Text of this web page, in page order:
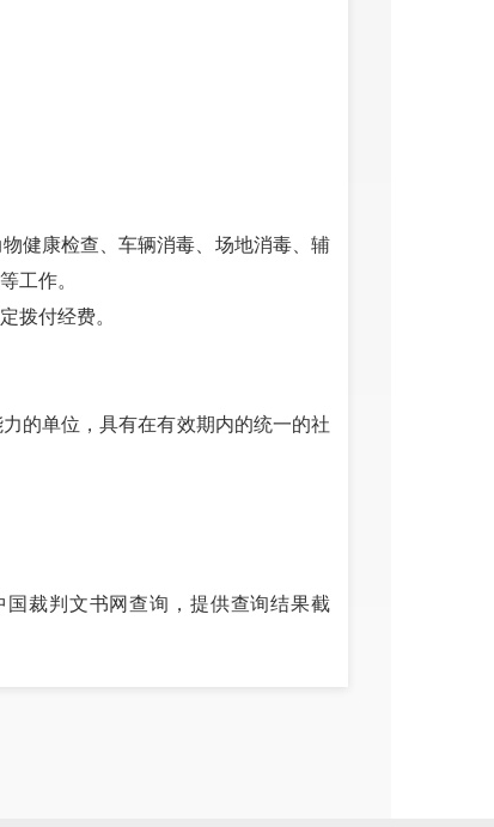
健康检查、车辆消毒、场地消毒、辅
工作。
拨付经费。
的单位，具有在有效期内的统一的社
裁判文书网查询，提供查询结果截